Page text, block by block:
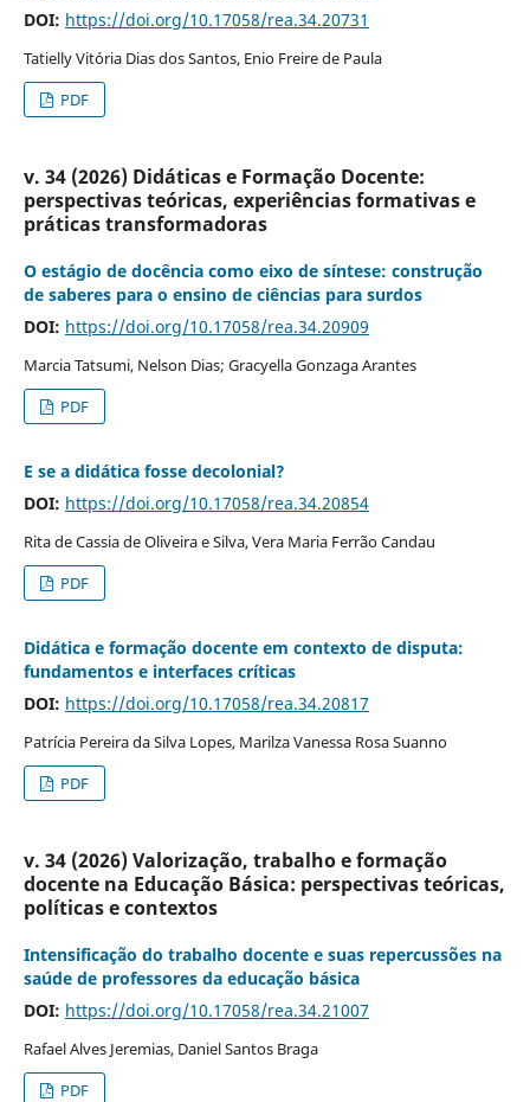
DOI: https://doi.org/10.17058/rea.34.20731
Tatielly Vitória Dias dos Santos, Enio Freire de Paula
PDF
v. 34 (2026) Didáticas e Formação Docente:
perspectivas teóricas, experiências formativas e
práticas transformadoras
O estágio de docência como eixo de síntese: construção
de saberes para o ensino de ciências para surdos
DOI: https://doi.org/10.17058/rea.34.20909
Marcia Tatsumi, Nelson Dias; Gracyella Gonzaga Arantes
PDF
E se a didática fosse decolonial?
DOI: https://doi.org/10.17058/rea.34.20854
Rita de Cassia de Oliveira e Silva, Vera Maria Ferrão Candau
PDF
Didática e formação docente em contexto de disputa:
fundamentos e interfaces críticas
DOI: https://doi.org/10.17058/rea.34.20817
Patrícia Pereira da Silva Lopes, Marilza Vanessa Rosa Suanno
PDF
v. 34 (2026) Valorização, trabalho e formação
docente na Educação Básica: perspectivas teóricas,
políticas e contextos
Intensificação do trabalho docente e suas repercussões na
saúde de professores da educação básica
DOI: https://doi.org/10.17058/rea.34.21007
Rafael Alves Jeremias, Daniel Santos Braga
PDF